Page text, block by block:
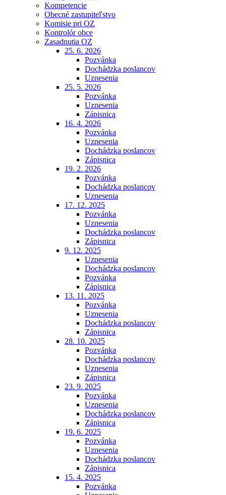
Kompetencie
Obecné zastupiteľstvo
Komisie pri OZ
Kontrolór obce
Zasadnutia OZ
25. 6. 2026
Pozvánka
Dochádzka poslancov
Uznesenia
25. 5. 2026
Pozvánka
Uznesenia
Zápisnica
16. 4. 2026
Pozvánka
Uznesenia
Dochádzka poslancov
Zápisnica
19. 2. 2026
Pozvánka
Dochádzka poslancov
Uznesenia
17. 12. 2025
Pozvánka
Uznesenia
Dochádzka poslancov
Zápisnica
9. 12. 2025
Uznesenia
Dochádzka poslancov
Pozvánka
Zápisnica
13. 11. 2025
Pozvánka
Uznesenia
Dochádzka poslancov
Zápisnica
28. 10. 2025
Pozvánka
Dochádzka poslancov
Uznesenia
Zápisnica
23. 9. 2025
Pozvánka
Uznesenia
Dochádzka poslancov
Zápisnica
19. 6. 2025
Pozvánka
Uznesenia
Dochádzka poslancov
Zápisnica
15. 4. 2025
Pozvánka